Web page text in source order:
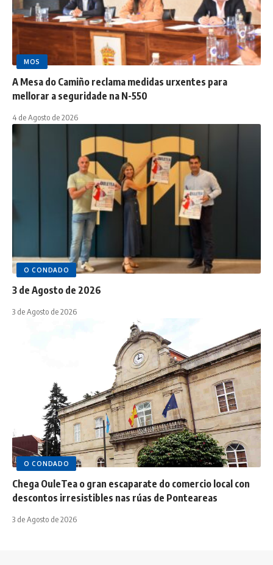
MOS
A Mesa do Camiño reclama medidas urxentes para
mellorar a seguridade na N-550
4 de Agosto de 2026
O CONDADO
3 de Agosto de 2026
3 de Agosto de 2026
O CONDADO
Chega OuleTea o gran escaparate do comercio local con
descontos irresistibles nas rúas de Ponteareas
3 de Agosto de 2026